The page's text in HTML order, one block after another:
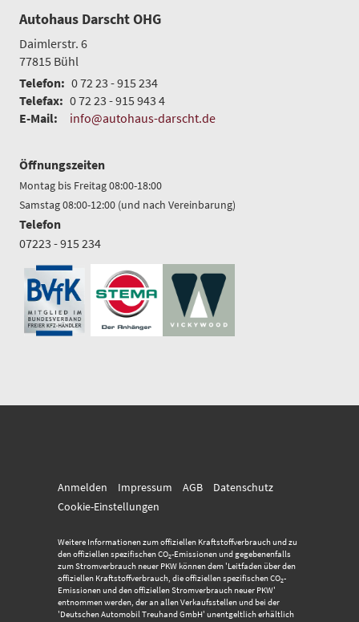
Autohaus Darscht OHG
Daimlerstr. 6
77815 Bühl
Telefon: 0 72 23 - 915 234
Telefax: 0 72 23 - 915 943 4
E-Mail:
info@autohaus-darscht.de
Öffnungszeiten
Montag bis Freitag 08:00-18:00
Samstag 08:00-12:00 (und nach Vereinbarung)
Telefon
07223 - 915 234
Anmelden Impressum AGB
Datenschutz
Cookie-Einstellungen
Weitere Informationen zum offiziellen Kraftstoffverbrauch und zu
den offiziellen spezifischen CO2-Emissionen und gegebenenfalls
zum Stromverbrauch neuer PKW können dem 'Leitfaden über den
offiziellen Kraftstoffverbrauch, die offiziellen spezifischen CO2-
Emissionen und den offiziellen Stromverbrauch neuer PKW'
entnommen werden, der an allen Verkaufsstellen und bei der
'Deutschen Automobil Treuhand GmbH' unentgeltlich erhältlich